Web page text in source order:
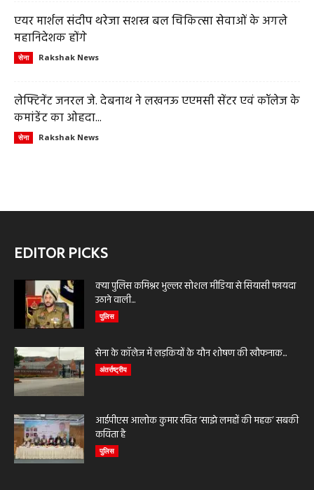
एयर मार्शल संदीप थरेजा सशस्त्र बल चिकित्सा सेवाओं के अगले
महानिदेशक होंगे
सेना Rakshak News
लेफ्टिनेंट जनरल जे. देबनाथ ने लखनऊ एएमसी सेंटर एवं कॉलेज के
कमांडेंट का ओहदा...
सेना Rakshak News
EDITOR PICKS
क्या पुलिस कमिश्नर भुल्लर सोशल मीडिया से सियासी फायदा
उठाने वाली...
पुलिस
सेना के कॉलेज में लड़कियों के यौन शोषण की खौफनाक...
अंतर्राष्ट्रीय
आईपीएस आलोक कुमार रचित ‘साझे लमहों की महक’ सबकी
कविता है
पुलिस